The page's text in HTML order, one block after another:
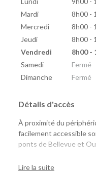
Mardi
8h00 -
Mercredi
8h00 -
Jeudi
8h00 -
Vendredi
8h00 -
Samedi
Fermé
Dimanche
Fermé
Détails d'accès
À proximité du
facilement accessible
ponts de Bellevue et
Lire la suite